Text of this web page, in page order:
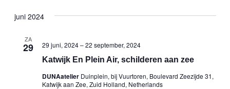
juni 2024
ZA
29
Katwijk En Plein Air, schilderen aan zee
29 juni, 2024–22 september, 2024
DUNAatelier Duinplein, bij Vuurtoren, Boulevard Zeezijde 31,
Katwijk aan Zee, Zuid Holland, Netherlands